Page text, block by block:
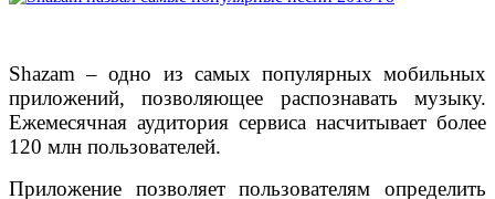
Shazam – одно из самых популярных мобильных
приложений, позволяющее распознавать музыку.
Ежемесячная аудитория сервиса насчитывает более
120 млн пользователей.
Приложение позволяет пользователям определить